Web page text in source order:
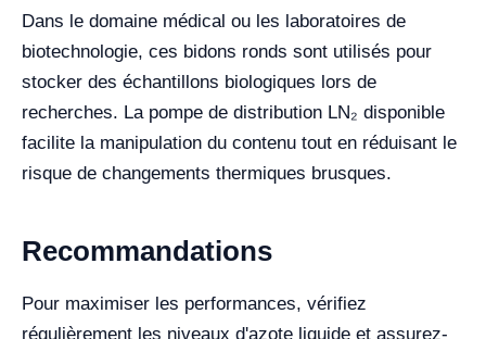
Dans le domaine médical ou les laboratoires de
biotechnologie, ces bidons ronds sont utilisés pour
stocker des échantillons biologiques lors de
recherches. La pompe de distribution LN₂ disponible
facilite la manipulation du contenu tout en réduisant le
risque de changements thermiques brusques.
Recommandations
Pour maximiser les performances, vérifiez
régulièrement les niveaux d'azote liquide et assurez-